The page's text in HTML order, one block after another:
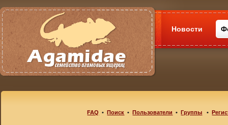
Новости
FAQ •Поиск •Пользователи •Группы •